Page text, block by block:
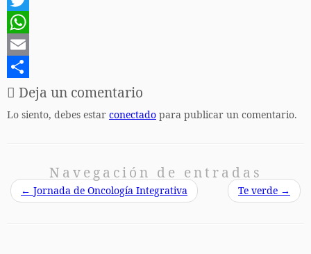
a
c
e
b
o
T
w
t
t
W
h
a
t
p
E
m
a
C
o
r
Deja un comentario
Lo siento, debes estar conectado para publicar un comentario.
Navegación de entradas
← Jornada de Oncología Integrativa Te verde →